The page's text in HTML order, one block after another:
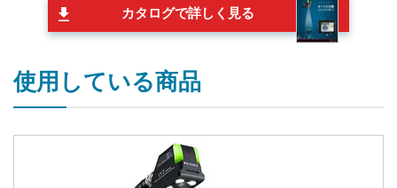
カタログで詳しく見る
使用している商品